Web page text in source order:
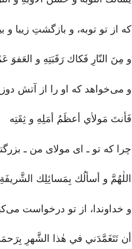
که از تو توبه، و بازگشتِ زیبا
و مِنَ النّارِ فَكاك رَقَبَتِهِ و العَفوَ
و می‌خواهد که او را از آتش
فَأنتَ مَولاٰي أعظَمُ أمَلِهِ و ثِقَتِه
چرا که تو ـ ای مولای من ـ
اللٰهُمَّ و أسألُك بِمَسائِلِك
و خداوندا، از تو درخواست
أن تَتَغَمَّدَني في هٰذا الشَّهرِ